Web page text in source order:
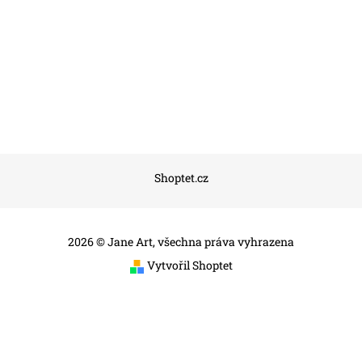
Shoptet.cz
2026 © Jane Art, všechna práva vyhrazena
Vytvořil Shoptet